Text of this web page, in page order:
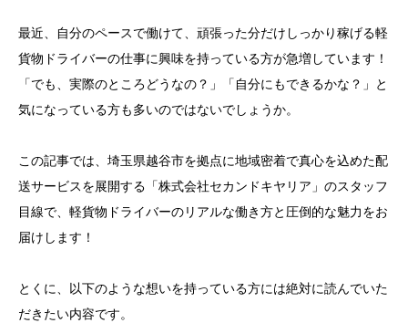
最近、自分のペースで働けて、頑張った分だけしっかり稼げる軽
貨物ドライバーの仕事に興味を持っている方が急増しています！
「でも、実際のところどうなの？」「自分にもできるかな？」と
気になっている方も多いのではないでしょうか。
この記事では、埼玉県越谷市を拠点に地域密着で真心を込めた配
送サービスを展開する「株式会社セカンドキヤリア」のスタッフ
目線で、軽貨物ドライバーのリアルな働き方と圧倒的な魅力をお
届けします！
とくに、以下のような想いを持っている方には絶対に読んでいた
だきたい内容です。